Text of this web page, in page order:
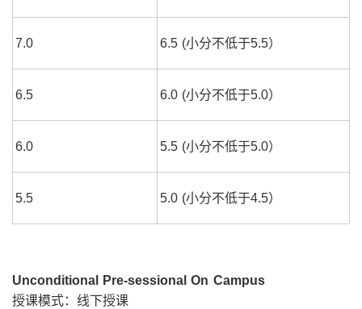
7.0 6.5 (小分不低于5.5）
6.5 6.0 (小分不低于5.0）
6.0 5.5 (小分不低于5.0）
5.5 5.0 (小分不低于4.5）
Unconditional Pre-sessional On Campus
授课模式：线下授课